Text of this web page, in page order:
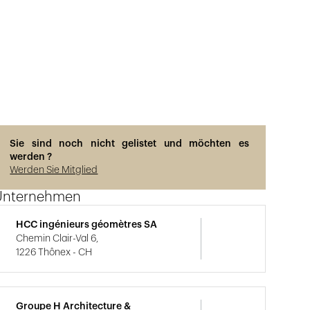
Sie sind noch nicht gelistet und möchten es
werden ?
Werden Sie Mitglied
HCC ingénieurs géomètres SA
Chemin Clair-Val 6,
1226 Thônex - CH
Groupe H Architecture &